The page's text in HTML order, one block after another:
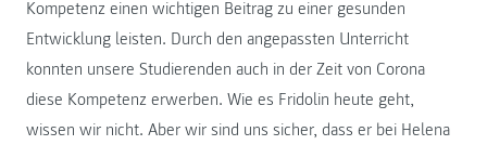
Kompetenz einen wichtigen Beitrag zu einer gesunden
Entwicklung leisten. Durch den angepassten Unterricht
konnten unsere Studierenden auch in der Zeit von Corona
diese Kompetenz erwerben. Wie es Fridolin heute geht,
wissen wir nicht. Aber wir sind uns sicher, dass er bei Helena